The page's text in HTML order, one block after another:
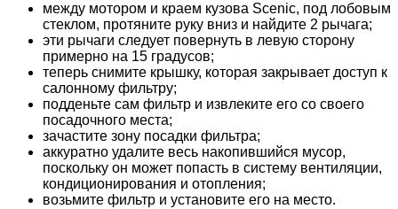
между мотором и краем кузова Scenic, под лобовым
стеклом, протяните руку вниз и найдите 2 рычага;
эти рычаги следует повернуть в левую сторону
примерно на 15 градусов;
теперь снимите крышку, которая закрывает доступ к
салонному фильтру;
подденьте сам фильтр и извлеките его со своего
посадочного места;
зачастите зону посадки фильтра;
аккуратно удалите весь накопившийся мусор,
поскольку он может попасть в систему вентиляции,
кондиционирования и отопления;
возьмите фильтр и установите его на место.